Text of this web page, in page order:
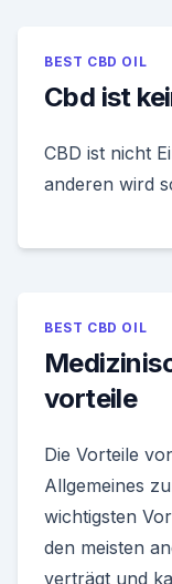
BEST CBD OIL
Cbd ist
CBD ist nicht
anderen wird
BEST CBD OIL
vorteile
Die Vorteile
Allgemeines
wichtigsten
den meisten
verträgt und